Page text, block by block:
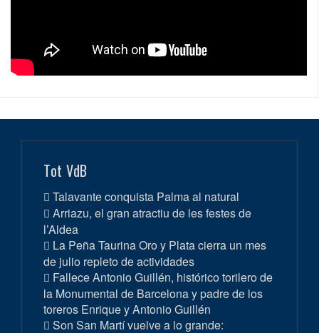
Tot VdB
Talavante conquista Palma al natural
Arriazu, el gran atractiu de les festes de
l’Aldea
La Peña Taurina Oro y Plata cierra un mes
de julio repleto de actividades
Fallece Antonio Guillén, histórico torilero de
la Monumental de Barcelona y padre de los
toreros Enrique y Antonio Guillén
Son San Martí vuelve a lo grande: